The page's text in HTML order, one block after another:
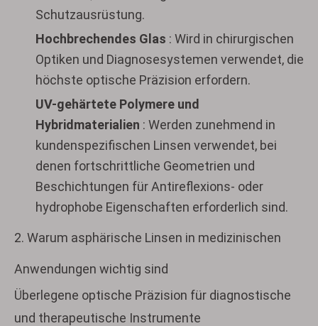
Schutzausrüstung.
Hochbrechendes Glas : Wird in chirurgischen
Optiken und Diagnosesystemen verwendet, die
höchste optische Präzision erfordern.
UV-gehärtete Polymere und
Hybridmaterialien : Werden zunehmend in
kundenspezifischen Linsen verwendet, bei
denen fortschrittliche Geometrien und
Beschichtungen für Antireflexions- oder
hydrophobe Eigenschaften erforderlich sind.
2. Warum asphärische Linsen in medizinischen
Anwendungen wichtig sind
Überlegene optische Präzision für diagnostische
und therapeutische Instrumente